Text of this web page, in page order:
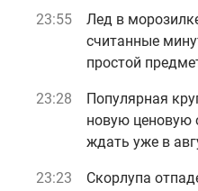
23:55
Лед в
считанные
простой
23:28
Популярная
новую ценовую
ждать уже в
23:23 Скорлупа